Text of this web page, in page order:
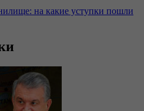
на какие уступки пошли